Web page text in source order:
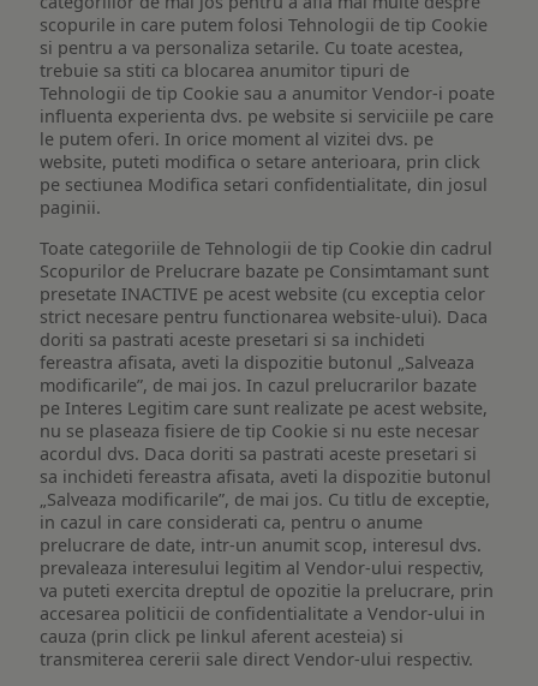
scopurile in care putem folosi Tehnologii de tip Cookie
si pentru a va personaliza setarile. Cu toate acestea,
trebuie sa stiti ca blocarea anumitor tipuri de
Tehnologii de tip Cookie sau a anumitor Vendor-i poate
influenta experienta dvs. pe website si serviciile pe care
le putem oferi. In orice moment al vizitei dvs. pe
website, puteti modifica o setare anterioara, prin click
pe sectiunea Modifica setari confidentialitate, din josul
paginii.
Toate categoriile de Tehnologii de tip Cookie din cadrul
Scopurilor de Prelucrare bazate pe Consimtamant sunt
presetate INACTIVE pe acest website (cu exceptia celor
strict necesare pentru functionarea website-ului). Daca
doriti sa pastrati aceste presetari si sa inchideti
fereastra afisata, aveti la dispozitie butonul „Salveaza
modificarile”, de mai jos. In cazul prelucrarilor bazate
pe Interes Legitim care sunt realizate pe acest website,
nu se plaseaza fisiere de tip Cookie si nu este necesar
acordul dvs. Daca doriti sa pastrati aceste presetari si
sa inchideti fereastra afisata, aveti la dispozitie butonul
„Salveaza modificarile”, de mai jos. Cu titlu de exceptie,
in cazul in care considerati ca, pentru o anume
prelucrare de date, intr-un anumit scop, interesul dvs.
prevaleaza interesului legitim al Vendor-ului respectiv,
va puteti exercita dreptul de opozitie la prelucrare, prin
accesarea politicii de confidentialitate a Vendor-ului in
cauza (prin click pe linkul aferent acesteia) si
transmiterea cererii sale direct Vendor-ului respectiv.